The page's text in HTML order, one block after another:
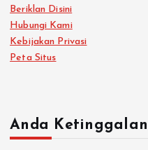
Beriklan Disini
Hubungi Kami
Kebijakan Privasi
Peta Situs
Anda Ketinggalan